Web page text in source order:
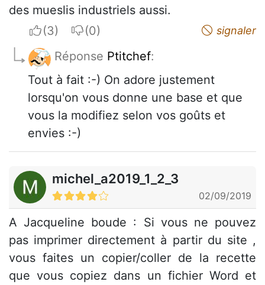
des mueslis industriels aussi.
I apreciateI do not appreciate signaler
Réponse Ptitchef:
Tout à fait :-) On adore justement
lorsqu'on vous donne une base et que
vous la modifiez selon vos goûts et
envies :-)
michel_a2019_1_2_3
02/09/2019
A Jacqueline boude : Si vous ne pouvez
pas imprimer directement à partir du site ,
vous faites un copier/coller de la recette
que vous copiez dans un fichier Word et